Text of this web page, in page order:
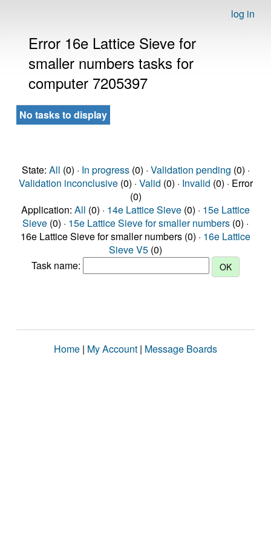
log in
Error 16e Lattice Sieve for
smaller numbers tasks for
computer 7205397
No tasks to display
State: All (0) · In progress(0) · Validation pending (0) ·
Validation inconclusive(0) · Valid (0) · Invalid (0) · Error
(0)
Application: All (0) · 14e Lattice Sieve (0) · 15e Lattice
Sieve (0) · 15e Lattice Sieve for smaller numbers (0) ·
16e Lattice Sieve for smaller numbers (0) · 16e Lattice
Sieve V5 (0)
Task name:
Home | My Account | Message Boards